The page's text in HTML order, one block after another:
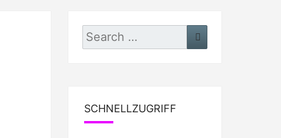
Search
for:
Search
SCHNELLZUGRIFF